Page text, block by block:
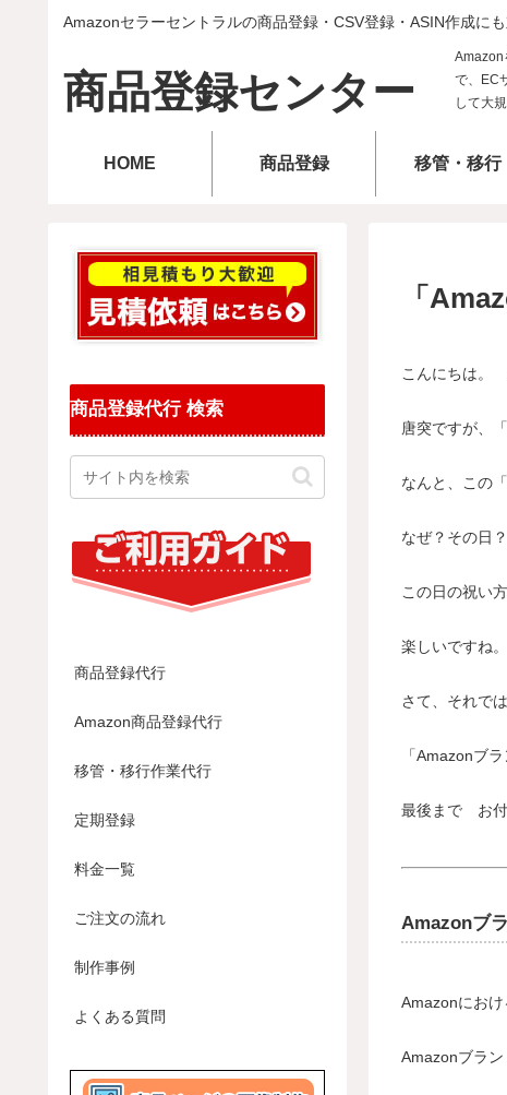
Amazonセラーセントラルの商品登録・CSV登録・ASIN作成に
商品登録センター
HOME 商品登録 移管・移行
「
こんにちは。
唐突ですが、
なんと、この
なぜ？その日
この日の祝い
楽しいですね。
さて、それで
「Amazonブ
最後まで お付
Amazonブ
Amazonにお
Amazonブラ
商品登録代行 検索
商品登録代行
Amazon商品登録代行
移管・移行作業代行
定期登録
料金一覧
ご注文の流れ
制作事例
よくある質問